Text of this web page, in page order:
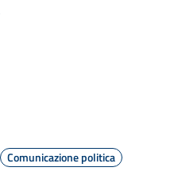
Comunicazione politica